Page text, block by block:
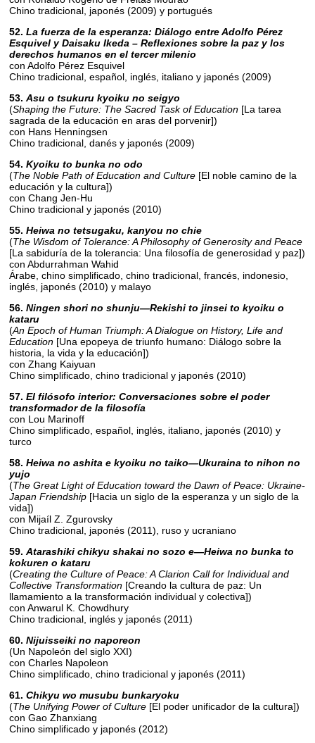
Chino tradicional, japonés (2009) y portugués
52.La fuerza de la esperanza: Diálogo entre Adolfo Pérez
Esquivel y Daisaku Ikeda – Reflexiones sobre la paz y los
derechos humanos en el tercer milenio
con Adolfo Pérez Esquivel
Chino tradicional, español, inglés, italiano y japonés (2009)
53.Asu o tsukuru kyoiku no seigyo
(Shaping the Future: The Sacred Task of Education [La tarea
sagrada de la educación en aras del porvenir])
con Hans Henningsen
Chino tradicional, danés y japonés (2009)
54.Kyoiku to bunka no odo
(The Noble Path of Education and Culture [El noble camino de la
educación y la cultura])
con Chang Jen-Hu
Chino tradicional y japonés (2010)
55.Heiwa no tetsugaku, kanyou no chie
(The Wisdom of Tolerance: A Philosophy of Generosity and Peace
[La sabiduría de la tolerancia: Una filosofía de generosidad y paz])
con Abdurrahman Wahid
Árabe, chino simplificado, chino tradicional, francés, indonesio,
inglés, japonés (2010) y malayo
56.Ningen shori no shunju—Rekishi to jinsei to kyoiku o
kataru
(An Epoch of Human Triumph: A Dialogue on History, Life and
Education [Una epopeya de triunfo humano: Diálogo sobre la
historia, la vida y la educación])
con Zhang Kaiyuan
Chino simplificado, chino tradicional y japonés (2010)
57.El filósofo interior: Conversaciones sobre el poder
transformador de la filosofía
con Lou Marinoff
Chino simplificado, español, inglés, italiano, japonés (2010) y
turco
58.Heiwa no ashita e kyoiku no taiko—Ukuraina to nihon no
yujo
(The Great Light of Education toward the Dawn of Peace: Ukraine-
Japan Friendship [Hacia un siglo de la esperanza y un siglo de la
vida])
con Mijaíl Z. Zgurovsky
Chino tradicional, japonés (2011), ruso y ucraniano
59.Atarashiki chikyu shakai no sozo e—Heiwa no bunka to
kokuren o kataru
(Creating the Culture of Peace: A Clarion Call for Individual and
Collective Transformation [Creando la cultura de paz: Un
llamamiento a la transformación individual y colectiva])
con Anwarul K. Chowdhury
Chino tradicional, inglés y japonés (2011)
60.Nijuisseiki no naporeon
(Un Napoleón del siglo XXI)
con Charles Napoleon
Chino simplificado, chino tradicional y japonés (2011)
61.Chikyu wo musubu bunkaryoku
(The Unifying Power of Culture [El poder unificador de la cultura])
con Gao Zhanxiang
Chino simplificado y japonés (2012)